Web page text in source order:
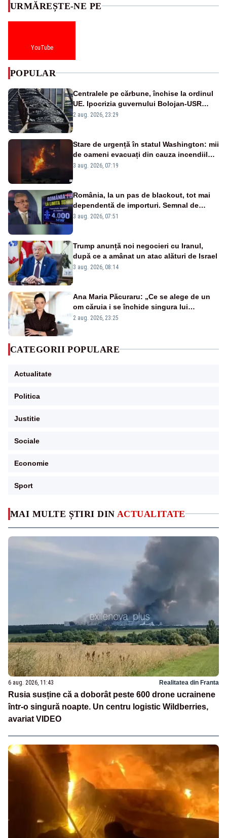
MAI MULTE ȘTIRI DIN ACTUALITATE
6 aug. 2026, 11:43 Realitatea din Franta
Rusia susține că a doborât peste 600 drone ucrainene
într-o singură noapte. Un centru logistic Wildberries,
avariat VIDEO
URMĂREȘTE-NE PE
YouTube
POPULAR
Centralele pe cărbune, închise la ordinul
UE. Ipocrizia guvernului Bolojan-USR
după starea de alertă
2 aug. 2026, 23:29
Stare de urgență în statul Washington: mii
de oameni evacuați din cauza incendiilor
puternice de vegetație
3 aug. 2026, 07:19
România, la un pas de blackout, tot mai
dependentă de importuri. Semnal de
alarmă tras de un expert în energie
3 aug. 2026, 07:51
Trump anunță noi negocieri cu Iranul,
după ce a amânat un atac alături de Israel
3 aug. 2026, 08:14
Ana Maria Păcuraru: „Ce se alege de un
om căruia i se închide singura lui
portiță?”
2 aug. 2026, 23:25
CATEGORII POPULARE
Actualitate
Politica
Justitie
Sociale
Economie
Sport